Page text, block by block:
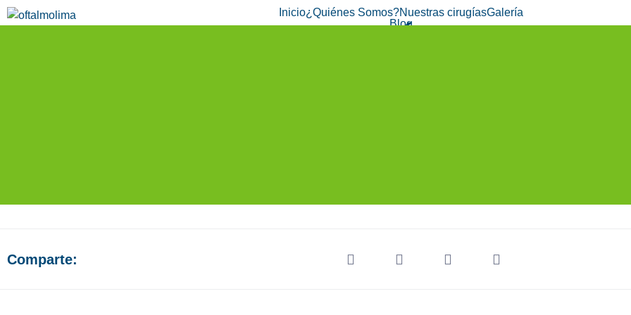
Inicio¿Quiénes Somos?Nuestras cirugíasGalería
Blog
Comparte: